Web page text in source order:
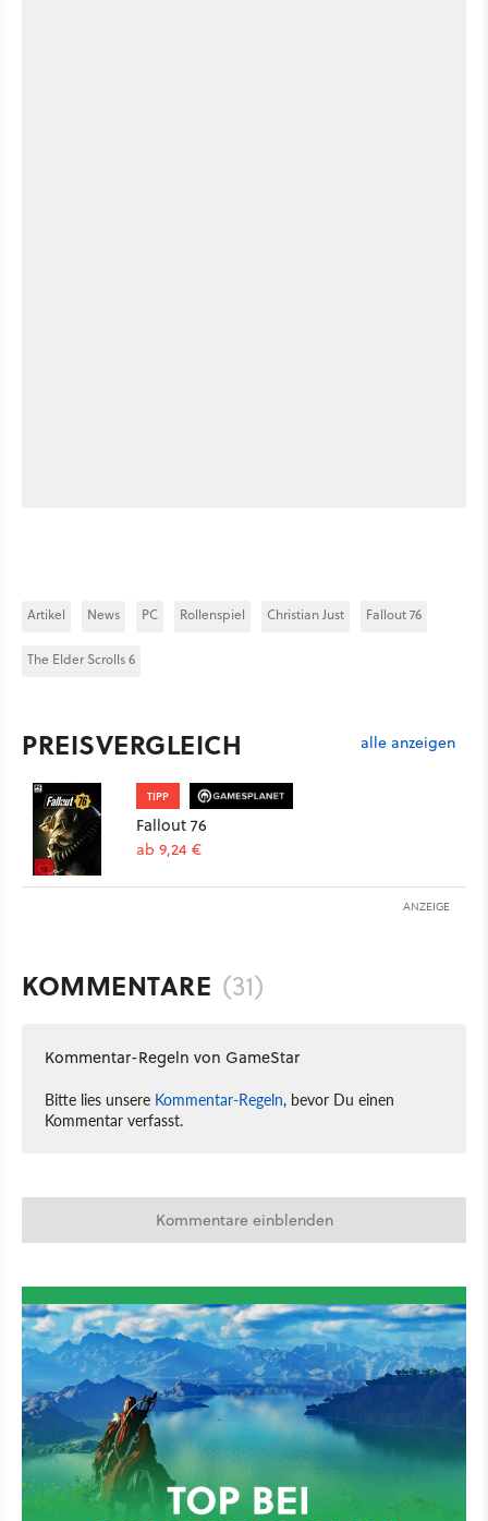
Artikel News PC Rollenspiel Christian Just Fallout 76
The Elder Scrolls 6
PREISVERGLEICH alle anzeigen
TIPP
Fallout 76
ab 9,24 €
ANZEIGE
KOMMENTARE (31)
Kommentar-Regeln von GameStar
Bitte lies unsere Kommentar-Regeln, bevor Du einen
Kommentar verfasst.
Kommentare einblenden